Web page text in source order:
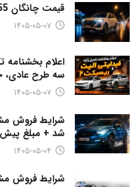
قیمت چانگان CS55 پلاس و شرایط فروش سال 1405
سه طرح عادی،
شد + مبلغ
شرایط فروش